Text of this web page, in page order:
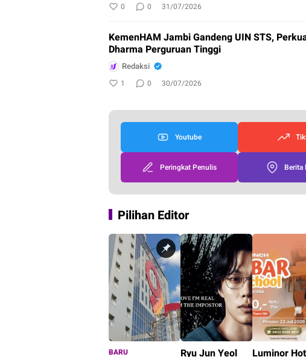
0 0 31/07/2026
KemenHAM Jambi Gandeng UIN STS,
Dharma Perguruan Tinggi
Redaksi
1 0 30/07/2026
Youtube
Peringkat Penulis Berita
Pilihan Editor
BARU Ryu Jun Yeol Luminor